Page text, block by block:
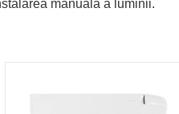
manuală a luminii.